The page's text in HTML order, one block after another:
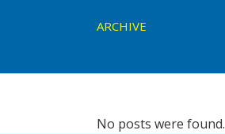
ARCHIVE
No posts were found.